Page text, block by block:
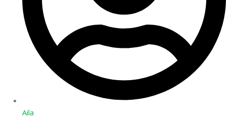
Aila